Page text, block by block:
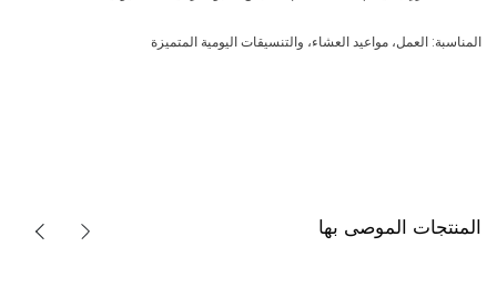
المناسبة: العمل، مواعيد العشاء، والتنسيقات اليومية المتميزة
المنتجات الموصى بها